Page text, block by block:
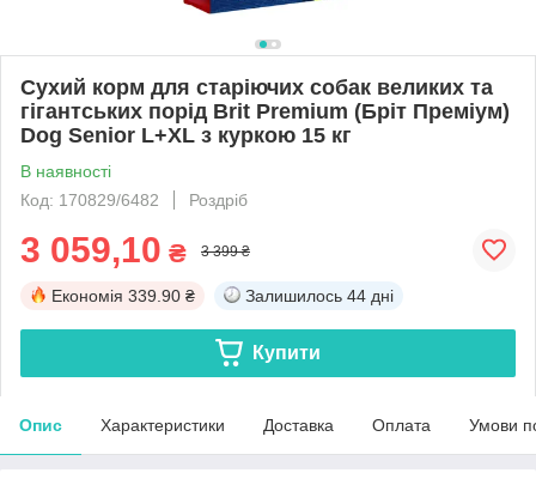
Сухий корм для старіючих собак великих та
гігантських порід Brit Premium (Бріт Преміум)
Dog Senior L+XL з куркою 15 кг
В наявності
Код: 170829/6482
Роздріб
3 059,10 ₴ 3 399 ₴
Економія 339.90 ₴ Залишилось 44 дні
Купити
Опис Характеристики Доставка Оплата Умови